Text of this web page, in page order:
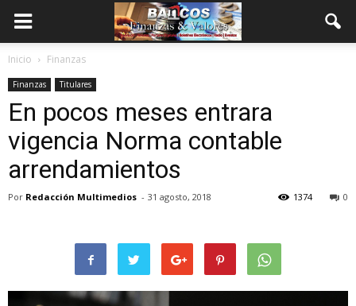
Inicio Finanzas
Finanzas Titulares
En pocos meses entrara
vigencia Norma contable
arrendamientos
Por Redacción Multimedios - 31 agosto, 2018 0
1374